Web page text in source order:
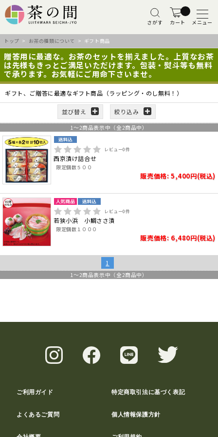
さがす カート メニュー
トップ > お茶の種類について > ギフト商品
贈答用に最適な。お茶のセットを揃えました。上質なお茶
は先様もきっとご満足いただけます。包装・熨斗等も無料
で承ります。お気軽にご用命下さいませ。
ギフト、ご贈答に最適なギフト商品（ラッピング・のし無料！）
並び替え 絞り込み
1 ～2商品表示中（全2商品中）
レビュー0件
西京漬け詰合せ
限定個数５００
販売価格: 5,400円(税込)
レビュー0件
若狭小浜 小鯛ささ漬
限定個数１０００
販売価格: 6,480円(税込)
1
1 ～2商品表示中（全2商品中）
ご利用ガイド 特定商取引法に基づく表記
よくあるご質問 個人情報保護方針